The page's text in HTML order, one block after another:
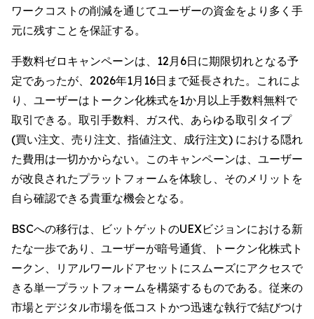
ワークコストの削減を通じてユーザーの資金をより多く手
元に残すことを保証する。
手数料ゼロキャンペーンは、12月6日に期限切れとなる予
定であったが、2026年1月16日まで延長された。これによ
り、ユーザーはトークン化株式を1か月以上手数料無料で
取引できる。取引手数料、ガス代、あらゆる取引タイプ
(買い注文、売り注文、指値注文、成行注文) における隠れ
た費用は一切かからない。このキャンペーンは、ユーザー
が改良されたプラットフォームを体験し、そのメリットを
自ら確認できる貴重な機会となる。
BSCへの移行は、ビットゲットのUEXビジョンにおける新
たな一歩であり、ユーザーが暗号通貨、トークン化株式ト
ークン、リアルワールドアセットにスムーズにアクセスで
きる単一プラットフォームを構築するものである。従来の
市場とデジタル市場を低コストかつ迅速な執行で結びつけ